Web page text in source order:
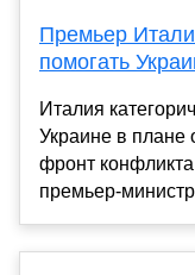
Премьер
помогать
Италия
Украине в плане
фронт
премьер-